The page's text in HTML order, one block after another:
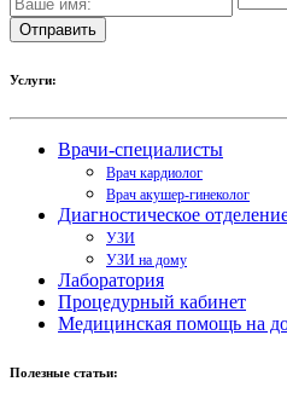
Услуги:
Врачи-специалисты
Врач кардиолог
Врач акушер-гинеколог
Диагностическое
УЗИ
УЗИ на дому
Лаборатория
Процедурный кабинет
Медицинская помощь на
Полезные статьи: